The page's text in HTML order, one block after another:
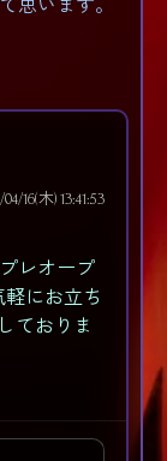
思います。
16(木) 13:41:53
レオープ
軽にお立ち
ておりま